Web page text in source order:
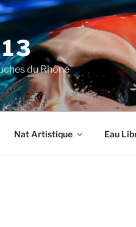
du Rhône
Nat Artistique Eau